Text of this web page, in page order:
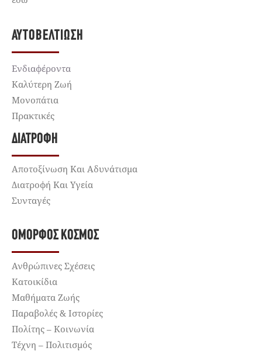
ΑΥΤΟΒΕΛΤΊΩΣΗ
Ενδιαφέροντα
Καλύτερη Ζωή
Μονοπάτια
Πρακτικές
ΔΙΑΤΡΟΦΉ
Αποτοξίνωση Και Αδυνάτισμα
Διατροφή Και Υγεία
Συνταγές
ΌΜΟΡΦΟΣ ΚΌΣΜΟΣ
Ανθρώπινες Σχέσεις
Κατοικίδια
Μαθήματα Ζωής
Παραβολές & Ιστορίες
Πολίτης – Κοινωνία
Τέχνη – Πολιτισμός